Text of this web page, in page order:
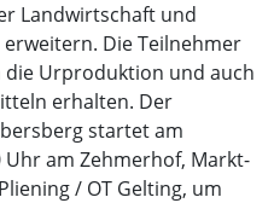
Landwirtschaft und
Die Teilnehmer
die Urproduktion und auch
erhalten. Der
startet am
Uhr am Zehmerhof, Markt-
/ OT Gelting, um